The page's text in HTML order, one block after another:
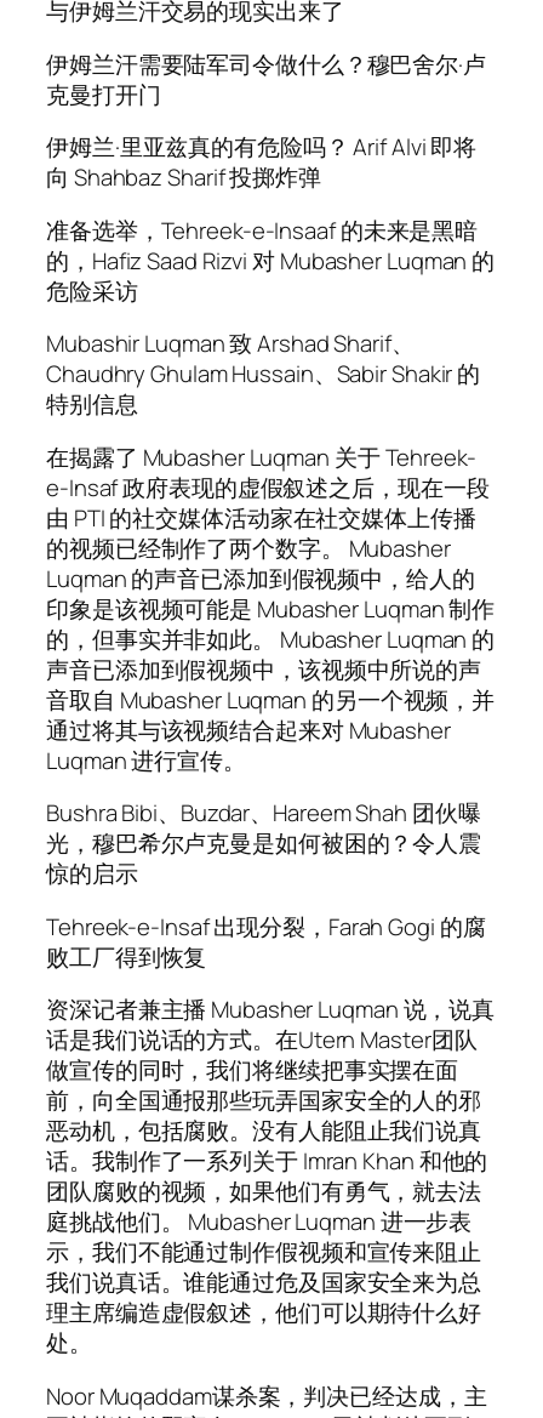
与伊姆兰汗交易的现实出来了
伊姆兰汗需要陆军司令做什么？穆巴舍尔·卢
克曼打开门
伊姆兰·里亚兹真的有危险吗？ Arif Alvi 即将
向 Shahbaz Sharif 投掷炸弹
准备选举，Tehreek-e-Insaaf 的未来是黑暗
的，Hafiz Saad Rizvi 对 Mubasher Luqman 的
危险采访
Mubashir Luqman 致 Arshad Sharif、
Chaudhry Ghulam Hussain、Sabir Shakir 的
特别信息
在揭露了 Mubasher Luqman 关于 Tehreek-
e-Insaf 政府表现的虚假叙述之后，现在一段
由 PTI 的社交媒体活动家在社交媒体上传播
的视频已经制作了两个数字。 Mubasher
Luqman 的声音已添加到假视频中，给人的
印象是该视频可能是 Mubasher Luqman 制作
的，但事实并非如此。 Mubasher Luqman 的
声音已添加到假视频中，该视频中所说的声
音取自 Mubasher Luqman 的另一个视频，并
通过将其与该视频结合起来对 Mubasher
Luqman 进行宣传。
Bushra Bibi、Buzdar、Hareem Shah 团伙曝
光，穆巴希尔卢克曼是如何被困的？令人震
惊的启示
Tehreek-e-Insaf 出现分裂，Farah Gogi 的腐
败工厂得到恢复
资深记者兼主播 Mubasher Luqman 说，说真
话是我们说话的方式。在Utern Master团队
做宣传的同时，我们将继续把事实摆在面
前，向全国通报那些玩弄国家安全的人的邪
恶动机，包括腐败。没有人能阻止我们说真
话。我制作了一系列关于 Imran Khan 和他的
团队腐败的视频，如果他们有勇气，就去法
庭挑战他们。 Mubasher Luqman 进一步表
示，我们不能通过制作假视频和宣传来阻止
我们说真话。谁能通过危及国家安全来为总
理主席编造虚假叙述，他们可以期待什么好
处。
Noor Muqaddam谋杀案，判决已经达成，主